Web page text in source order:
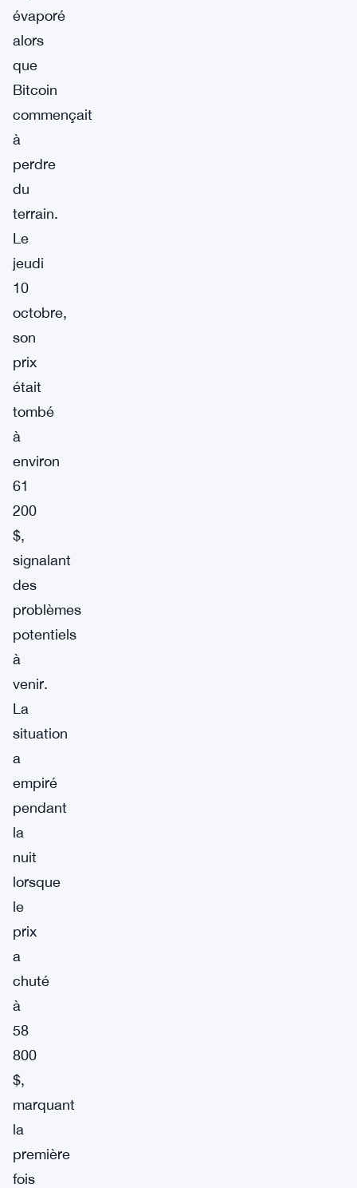
évaporé
alors
que
Bitcoin
commençait
à
perdre
du
terrain.
Le
jeudi
10
octobre,
son
prix
était
tombé
à
environ
61
200
$,
signalant
des
problèmes
potentiels
à
venir.
La
situation
a
empiré
pendant
la
nuit
lorsque
le
prix
a
chuté
à
58
800
$,
marquant
la
première
fois